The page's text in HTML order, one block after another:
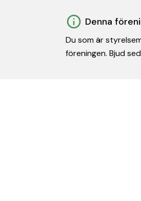
Denna
Du som är
föreningen. Bjud